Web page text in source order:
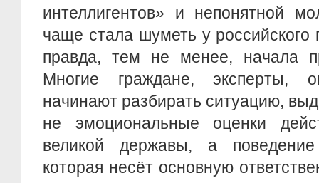
интеллигентов» и непонятной
чаще стала шуметь у российского
правда, тем не менее, начала
Многие граждане, эксперты,
начинают разбирать ситуацию,
не эмоциональные оценки
великой державы, а
которая несёт основную